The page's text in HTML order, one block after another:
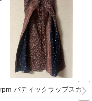
バティックラップスカー